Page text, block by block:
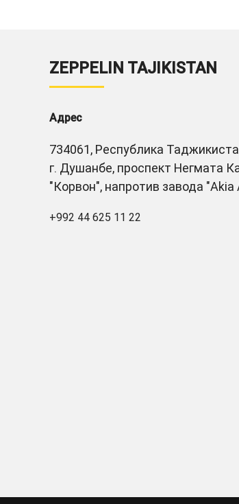
ZEPPELIN TAJIKISTAN
Адрес
734061, Республика
г. Душанбе, проспект Негмата
"Корвон", напротив завода "Akia
+992 44 625 11 22